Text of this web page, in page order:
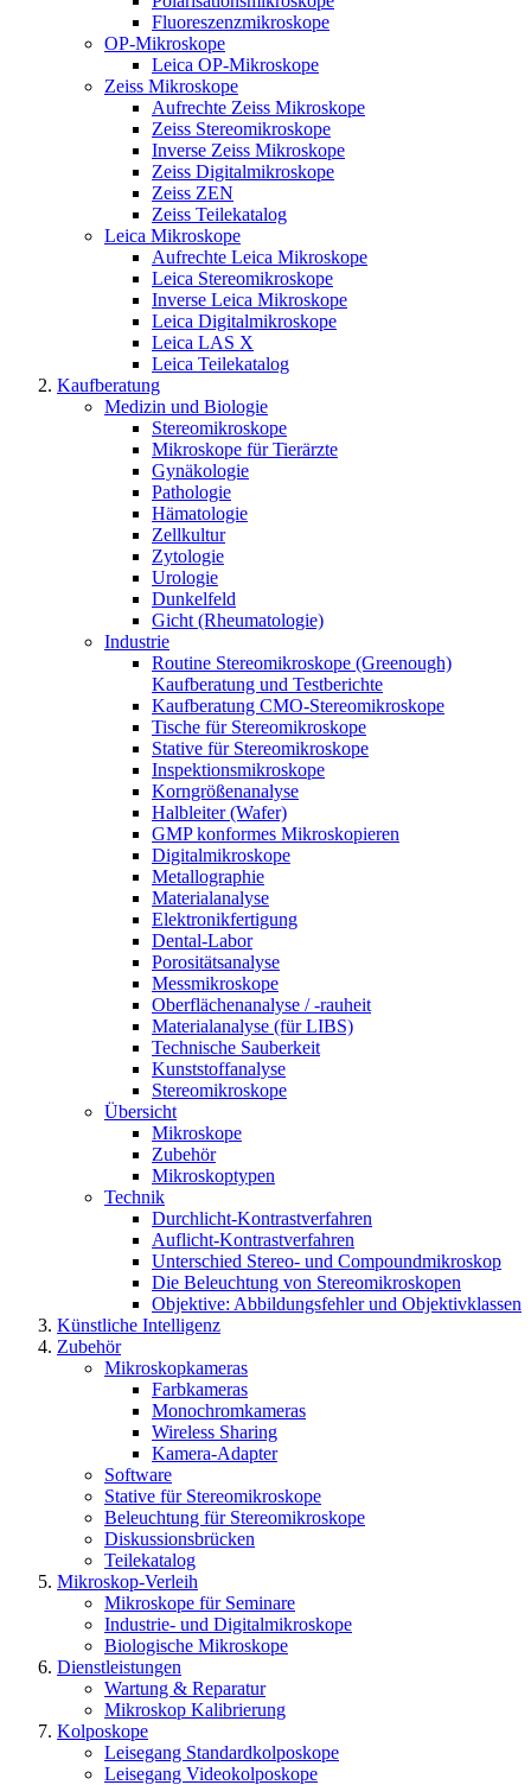
Fluoreszenzmikroskope
OP-Mikroskope
Leica OP-Mikroskope
Zeiss Mikroskope
Aufrechte Zeiss Mikroskope
Zeiss Stereomikroskope
Inverse Zeiss Mikroskope
Zeiss Digitalmikroskope
Zeiss ZEN
Zeiss Teilekatalog
Leica Mikroskope
Aufrechte Leica Mikroskope
Leica Stereomikroskope
Inverse Leica Mikroskope
Leica Digitalmikroskope
Leica LAS X
Leica Teilekatalog
Kaufberatung
Medizin und Biologie
Stereomikroskope
Mikroskope für Tierärzte
Gynäkologie
Pathologie
Hämatologie
Zellkultur
Zytologie
Urologie
Dunkelfeld
Gicht (Rheumatologie)
Industrie
Routine Stereomikroskope (Greenough)
Kaufberatung und Testberichte
Kaufberatung CMO-Stereomikroskope
Tische für Stereomikroskope
Stative für Stereomikroskope
Inspektionsmikroskope
Korngrößenanalyse
Halbleiter (Wafer)
GMP konformes Mikroskopieren
Digitalmikroskope
Metallographie
Materialanalyse
Elektronikfertigung
Dental-Labor
Porositätsanalyse
Messmikroskope
Oberflächenanalyse / -rauheit
Materialanalyse (für LIBS)
Technische Sauberkeit
Kunststoffanalyse
Stereomikroskope
Übersicht
Mikroskope
Zubehör
Mikroskoptypen
Technik
Durchlicht-Kontrastverfahren
Auflicht-Kontrastverfahren
Unterschied Stereo- und Compoundmikroskop
Die Beleuchtung von Stereomikroskopen
Objektive: Abbildungsfehler und Objektivklassen
Künstliche Intelligenz
Zubehör
Mikroskopkameras
Farbkameras
Monochromkameras
Wireless Sharing
Kamera-Adapter
Software
Stative für Stereomikroskope
Beleuchtung für Stereomikroskope
Diskussionsbrücken
Teilekatalog
Mikroskop-Verleih
Mikroskope für Seminare
Industrie- und Digitalmikroskope
Biologische Mikroskope
Dienstleistungen
Wartung & Reparatur
Mikroskop Kalibrierung
Kolposkope
Leisegang Standardkolposkope
Leisegang Videokolposkope